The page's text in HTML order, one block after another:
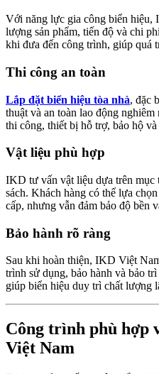
Với năng lực gia công biển hiệu,
lượng sản phẩm, tiến độ và chi
khi đưa đến công trình, giúp quá
Thi công an toàn
Lắp đặt biển hiệu tòa nhà, đặc
thuật và an toàn lao động
thi công, thiết bị hỗ trợ, bảo hộ và
Vật liệu phù hợp
IKD tư vấn vật liệu dựa trên mục
sách. Khách hàng có thể lựa
cấp, nhưng vẫn đảm bảo độ bền
Bảo hành rõ ràng
Sau khi hoàn thiện, IKD Việt
trình sử dụng, bảo hành và bảo
giúp biển hiệu duy trì chất lượng
Công trình phù hợp
Việt Nam